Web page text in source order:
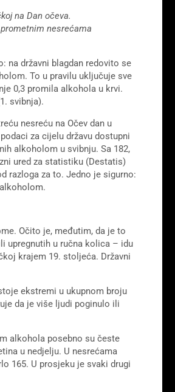
na Dan očeva.
nesrećama
na državni blagdan redovito se
To u pravilu uključuje sve
0,3 promila alkohola u krvi.
svibnja).
nesreću na Očev dan u
za cijelu državu dostupni
alkoholom u svibnju. Sa 182,
ured za statistiku (Destatis)
razloga za to. Jedno je sigurno:
Očito je, međutim, da je to
upregnutih u ručna kolica – idu
krajem 19. stoljeća. Državni
ekstremi u ukupnom broju
da je više ljudi poginulo ili
alkohola posebno su česte
u nedjelju. U nesrećama
165. U prosjeku je svaki drugi